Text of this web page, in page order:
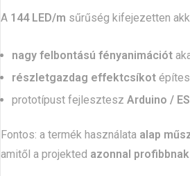
A 144 LED/m sűrűség kifejezetten
nagy felbontású fényanimációt
részletgazdag effektcsíkot
prototípust fejlesztesz Arduino /
Fontos: a termék használata alap
amitől a projekted azonnal